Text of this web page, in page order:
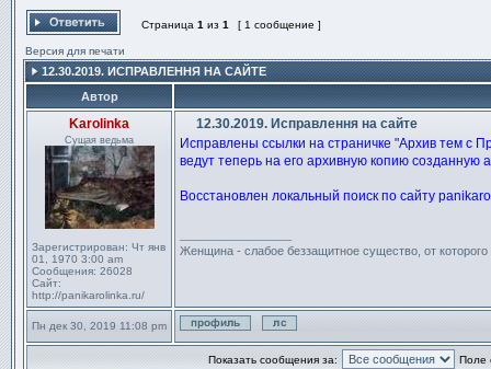
Страница 1 из 1 [ 1 сообщение ]
Версия для печати
12.30.2019. ИСПРАВЛЕННЯ НА САЙТЕ
Автор
Karolinka
Сущая ведьма
Зарегистрирован: Чт янв
01, 1970 3:00 am
Сообщения: 26028
Сайт:
http://panikarolinka.ru/
12.30.2019. Исправлення на сайте
Исправлены ссылки на страничке "Архив тем с
ведут теперь на его архивную копию
Восстановлен локальный поиск по сайту
Женщина - слабое беззащитное существо, от
Пн дек 30, 2019 11:08 pm
Профиль
Отправить личное
Показать сообщения за:
Поле